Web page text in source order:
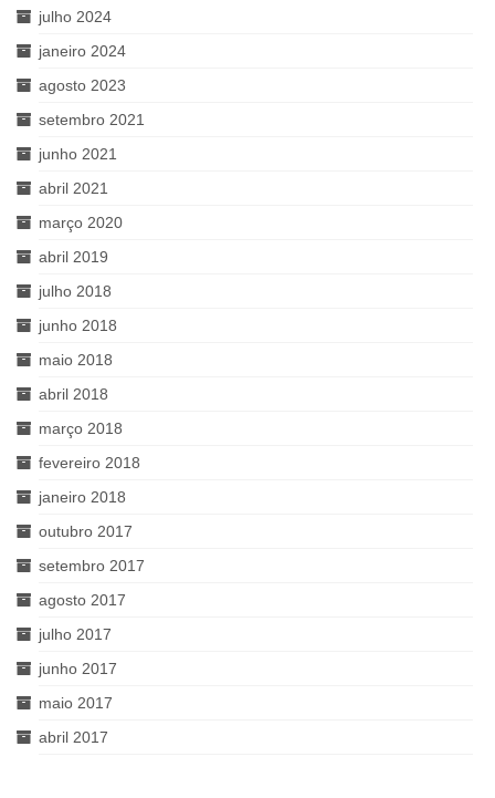
julho 2024
janeiro 2024
agosto 2023
setembro 2021
junho 2021
abril 2021
março 2020
abril 2019
julho 2018
junho 2018
maio 2018
abril 2018
março 2018
fevereiro 2018
janeiro 2018
outubro 2017
setembro 2017
agosto 2017
julho 2017
junho 2017
maio 2017
abril 2017